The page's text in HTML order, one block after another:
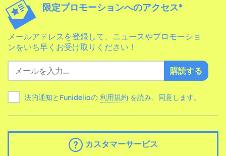
限定プロモーションへのアクセス*
メールアドレスを登録して、ニュースやプロモーショ
ンをいち早くお受け取りください！
購読する
法的通知とFunideliaの 利用規約 を読み、同意します。
カスタマーサービス